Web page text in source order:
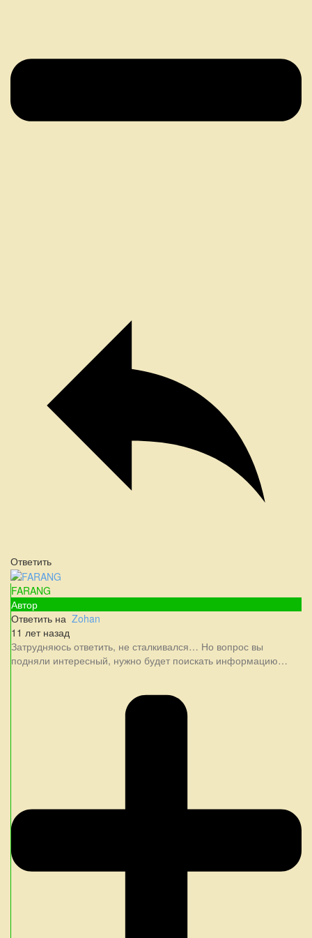
Ответить
FARANG
Автор
Ответить на Zohan
11 лет назад
Затрудняюсь ответить, не сталкивался… Но вопрос вы
подняли интересный, нужно будет поискать информацию…